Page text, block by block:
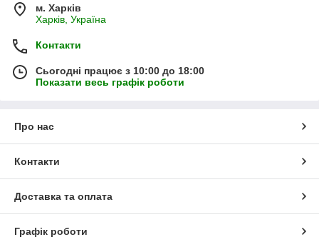
м. Харків
Харків, Україна
Контакти
Сьогодні працює з 10:00 до 18:00
Показати весь графік роботи
Про нас
Контакти
Доставка та оплата
Графік роботи